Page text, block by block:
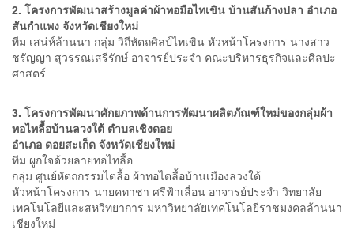
2. โครงการพัฒนาสร้างมูลค่าผ้าทอมือไทเขิน บ้านสันก้างปลา อำเภอ
สันกำแพง จังหวัดเชียงใหม่
ทีม เสน่ห์ล้านนา กลุ่ม วิถีหัตถศิลป์ไทเขิน หัวหน้าโครงการ นางสาว
ชรัญญา สุวรรณเสรีรักษ์ อาจารย์ประจำ คณะบริหารธุรกิจและศิลปะ
ศาสตร์
3. โครงการพัฒนาศักยภาพด้านการพัฒนาผลิตภัณฑ์ใหม่ของกลุ่มผ้า
ทอไทลื้อบ้านลวงใต้ ตำบลเชิงดอย
อำเภอ ดอยสะเก็ด จังหวัดเชียงใหม่
ทีม ผูกใจด้วยลายทอไทลื้อ
กลุ่ม ศูนย์หัตถกรรมไตลื้อ ผ้าทอไตลื้อบ้านเมืองลวงใต้
หัวหน้าโครงการ นายคทาชา ศรีฟ้าเลื่อน อาจารย์ประจำ วิทยาลัย
เทคโนโลยีและสหวิทยาการ มหาวิทยาลัยเทคโนโลยีราชมงคลล้านนา
เชียงใหม่